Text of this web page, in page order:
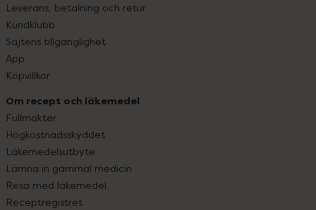
Leverans, betalning och retur
Kundklubb
Sajtens tillgänglighet
App
Köpvillkor
Om recept och läkemedel
Fullmakter
Högkostnadsskyddet
Läkemedelsutbyte
Lämna in gammal medicin
Resa med läkemedel
Receptregistret